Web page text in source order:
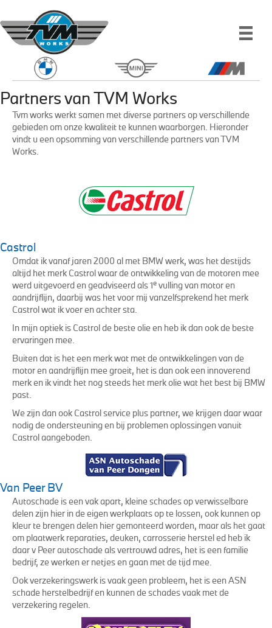
Partners van TVM Works
Tvm works werkt samen met diverse partners op verschillende
gebieden om onze kwaliteit te kunnen waarborgen. Hieronder
vindt u een opsomming van verschillende partners van TVM
Works.
Castrol
Omdat ik vanaf jaren 2000 al met BMW werk, was het destijds
altijd het merk Castrol waar de ontwikkeling van de motoren mee
werd uitgevoerd en geadviseerd als 1e vulling van motor en
aandrijflijn, daarbij was het voor mij vanzelfsprekend het merk
Castrol wat ik voer en achter sta.
In mijn optiek is Castrol de beste olie en heb ik dan ook de beste
ervaringen mee.
Buiten dat is het een merk wat met de ontwikkelingen van de
motor en aandrijflijn mee groeit, het is dan ook een innoverend
merk en ik vindt het nog steeds het merk olie wat het best bij BMW
past.
We zijn dan ook Castrol service plus partner, we krijgen daar waar
nodig de ondersteuning en bij problemen oplossingen vanuit
Castrol aangeboden.
Van Peer BV
Autoschade is een vak apart, kleine schades op verwisselbare
delen zijn hier in de eigen werkplaats op te lossen, ook kunnen op
kleur te brengen delen hier gemonteerd worden, maar als het gaat
om plaatwerk reparaties, deuken, carrosserie herstel ed heb ik
daar v Peer autoschade als vertrouwd adres, het is een familie
bedrijf, ze werken er netjes en gaan met de tijd mee.
Ook verzekeringswerk is vaak geen probleem, het is een ASN
schade herstelbedrijf en kunnen de schades vaak met de
verzekering regelen.